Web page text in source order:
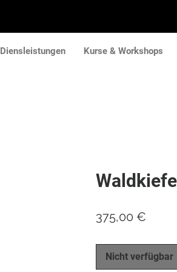
Diensleistungen Kurse & Workshops
375,00 €
Nicht verfügbar